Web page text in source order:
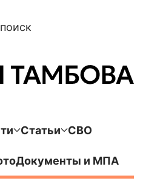
поиск
Статьи СВО
Документы и МПА